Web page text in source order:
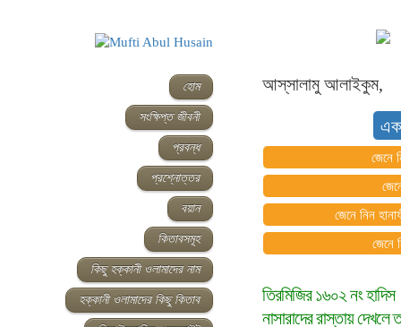
হোম
সংক্ষিপ্ত জীবনী
প্রবন্ধ
প্রশ্নোত্তর
বয়ান
কিতাবসমূহ
কিছু হক্কানী ওলামাদের নাম
হক্কানী ওলামাদের কিছু কিতাব
আস্‌সালামু আলাইকুম,
জেনে
জেনে নিন
জেনে
তিরমিজির ১৬০২ নং
নাসারাদের রাস্তায় দেখলে